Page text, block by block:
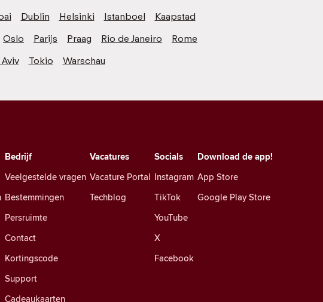
Dublin Helsinki Istanboel
Kaapstad
Oslo Parijs Praag Rio de Janeiro
Rome
Aviv Tokio Warschau
Socials
Instagram
TikTok
YouTube
X
Facebook
Vacatures
Vacature Portal
Techblog
Bedrijf
Veelgestelde vragen
Bestemmingen
Persruimte
Contact
Kortingscode
Support
Cadeaukaarten
Download de app!
App Store
Google Play Store